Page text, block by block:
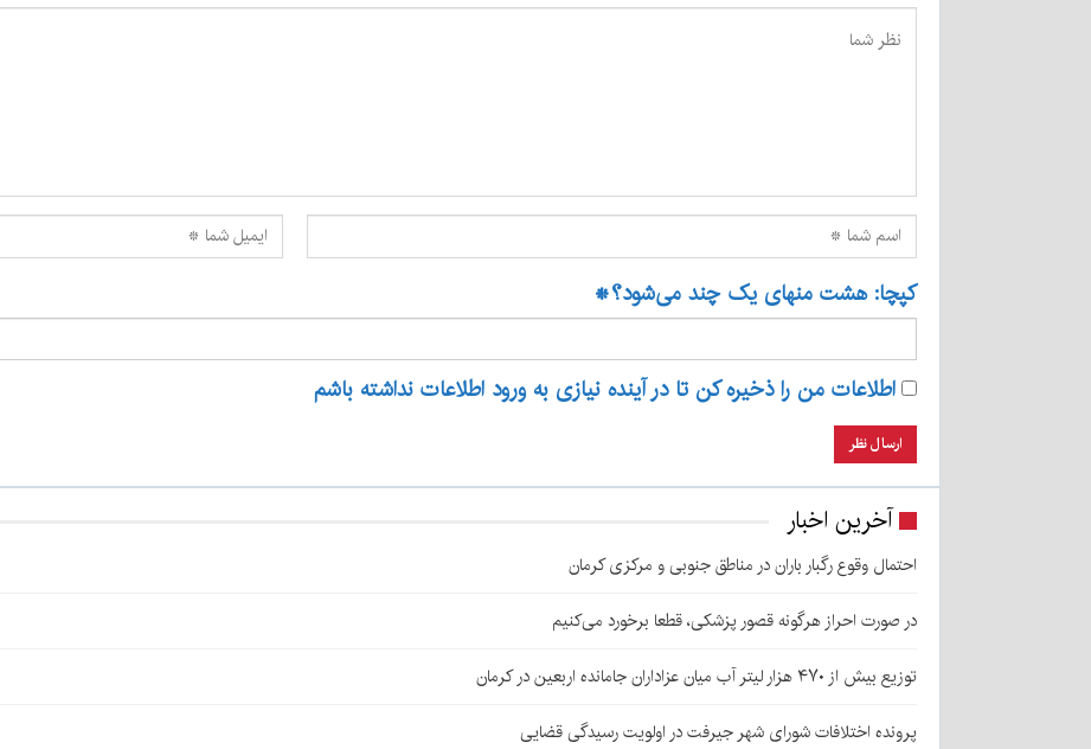
کپچا: هشت منهای یک چند می‌شود؟*
اطلاعات من را ذخیره کن تا در آینده نیازی به ورود اطلاعات نداشته باشم
آخرین اخبار
احتمال وقوع رگبار باران در مناطق جنوبی و مرکزی کرمان
در صورت احراز هرگونه قصور پزشکی، قطعا برخورد می‌کنیم
توزیع بیش از ۴۷۰ هزار لیتر آب میان عزاداران جامانده اربعین در کرمان
پرونده اختلافات شورای شهر جیرفت در اولویت رسیدگی قضایی